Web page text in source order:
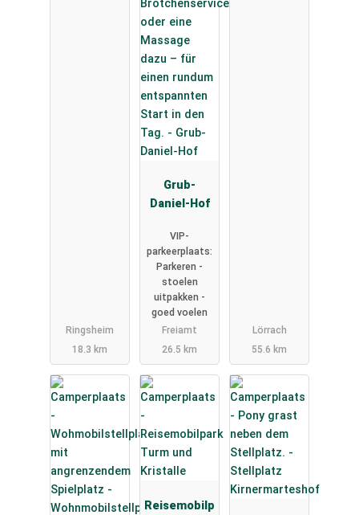
Ringsheim
18.3 km
Grub-
Daniel-Hof
VIP-
parkeerplaats:
Parkeren -
stoelen
uitpakken -
goed voelen
Freiamt
26.5 km
Lörrach
55.6 km
Reisemobilp